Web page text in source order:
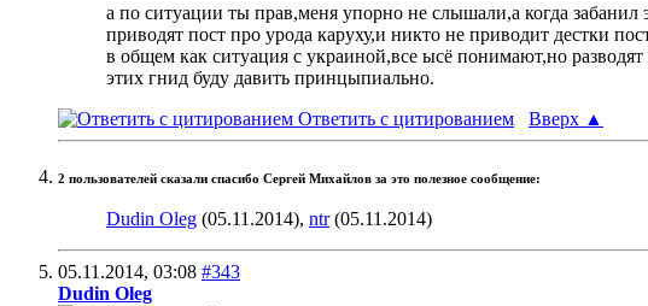
а по ситуации ты прав,меня упорно не слышали,а когда забанил
приводят пост про урода каруху,и никто не приводит дестки
в общем как ситуация с украиной,все ысё понимают,но
этих гнид буду давить принцыпиально.
Ответить с цитированием
Вверх ▲
2 пользователей сказали cпасибо Сергей Михайлов за это полезное сообщение:
Dudin Oleg (05.11.2014), ntr(05.11.2014)
05.11.2014, 03:08 #343
Dudin Oleg